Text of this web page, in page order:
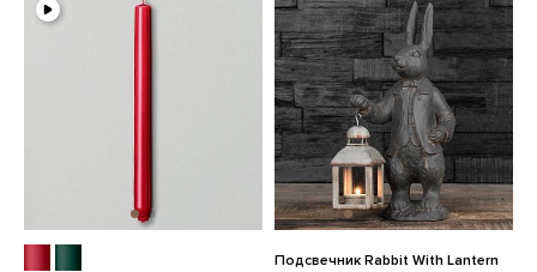
Подсвечник Rabbit With Lantern